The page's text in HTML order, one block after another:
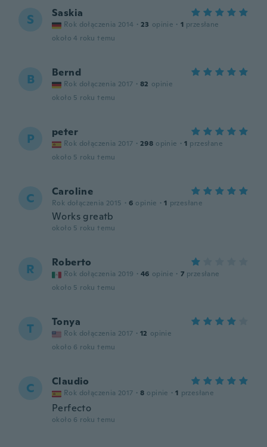
S Saskia
Rok dołączenia 2014 · 23 opinie · 1 przesłane
około 4 roku temu
B Bernd
Rok dołączenia 2017 · 82 opinie
około 5 roku temu
P peter
Rok dołączenia 2017 · 298 opinie · 1 przesłane
około 5 roku temu
C Caroline
Rok dołączenia 2015 · 6 opinie · 1 przesłane
Works greatb
około 5 roku temu
R Roberto
Rok dołączenia 2019 · 46 opinie · 7 przesłane
około 5 roku temu
T Tonya
Rok dołączenia 2017 · 12 opinie
około 6 roku temu
C Claudio
Rok dołączenia 2017 · 8 opinie · 1 przesłane
Perfecto
około 6 roku temu